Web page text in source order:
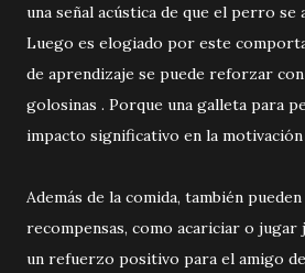
una señal acústica de que el perro se
Luego es elogiado por este
de aprendizaje se puede reforzar
golosinas . Porque una galleta para
impacto significativo en la
Además de la comida, también
recompensas, como acariciar o
un refuerzo positivo para el amigo